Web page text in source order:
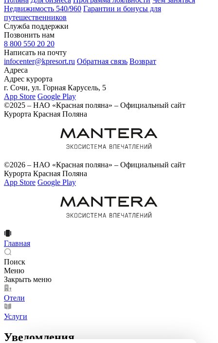
Недвижимость 540/960 Гарантии и бонусы для
путешественников
Служба поддержки
Позвонить нам
8 800 550 20 20
Написать на почту
infocenter@kpresort.ru Обратная связь Возврат
Адреса
Адрес курорта
г. Сочи, ул. Горная Карусель, 5
App Store Google Play
©2025 – НАО «Красная поляна» – Официальный сайт
Курорта Красная Поляна
©2026 – НАО «Красная поляна» – Официальный сайт
Курорта Красная Поляна
App Store Google Play
Главная
Поиск
Меню
Закрыть меню
Отели
Услуги
Уведомления